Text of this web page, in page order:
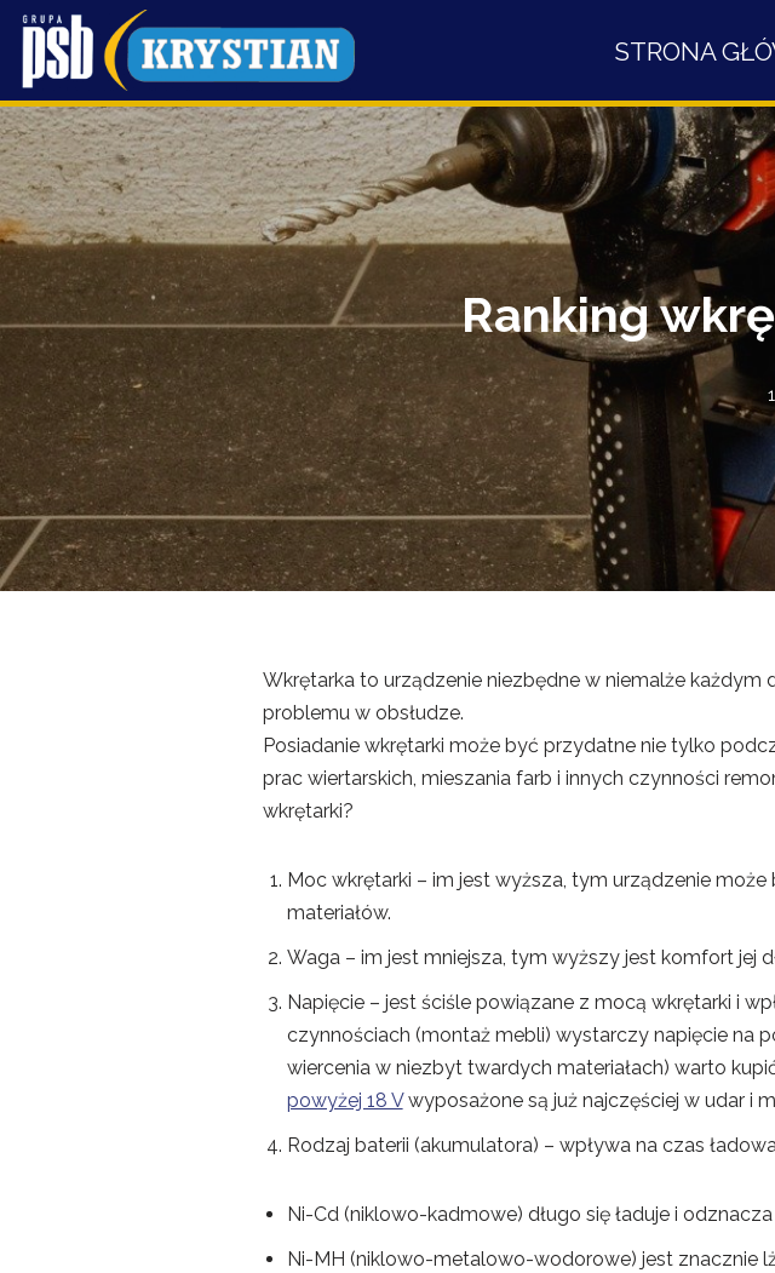
Przejdź
do
treści
STRONA
Ranking
Wkrętarka to urządzenie niezbędne w niemalże każdym
problemu w obsłudze.
Posiadanie wkrętarki może być przydatne nie tylko
prac wiertarskich, mieszania farb i innych czynności
wkrętarki?
Moc wkrętarki – im jest wyższa, tym urządzenie
materiałów.
Waga – im jest mniejsza, tym wyższy jest komfort jej
Napięcie – jest ściśle powiązane z mocą wkrętarki i
czynnościach (montaż mebli) wystarczy napięcie na
wiercenia w niezbyt twardych materiałach) warto
powyżej 18 Vwyposażone są już najczęściej w udar i
Rodzaj baterii (akumulatora) – wpływa na czas
Ni-Cd (niklowo-kadmowe) długo się ładuje i
Ni-MH (niklowo-metalowo-wodorowe) jest znacznie